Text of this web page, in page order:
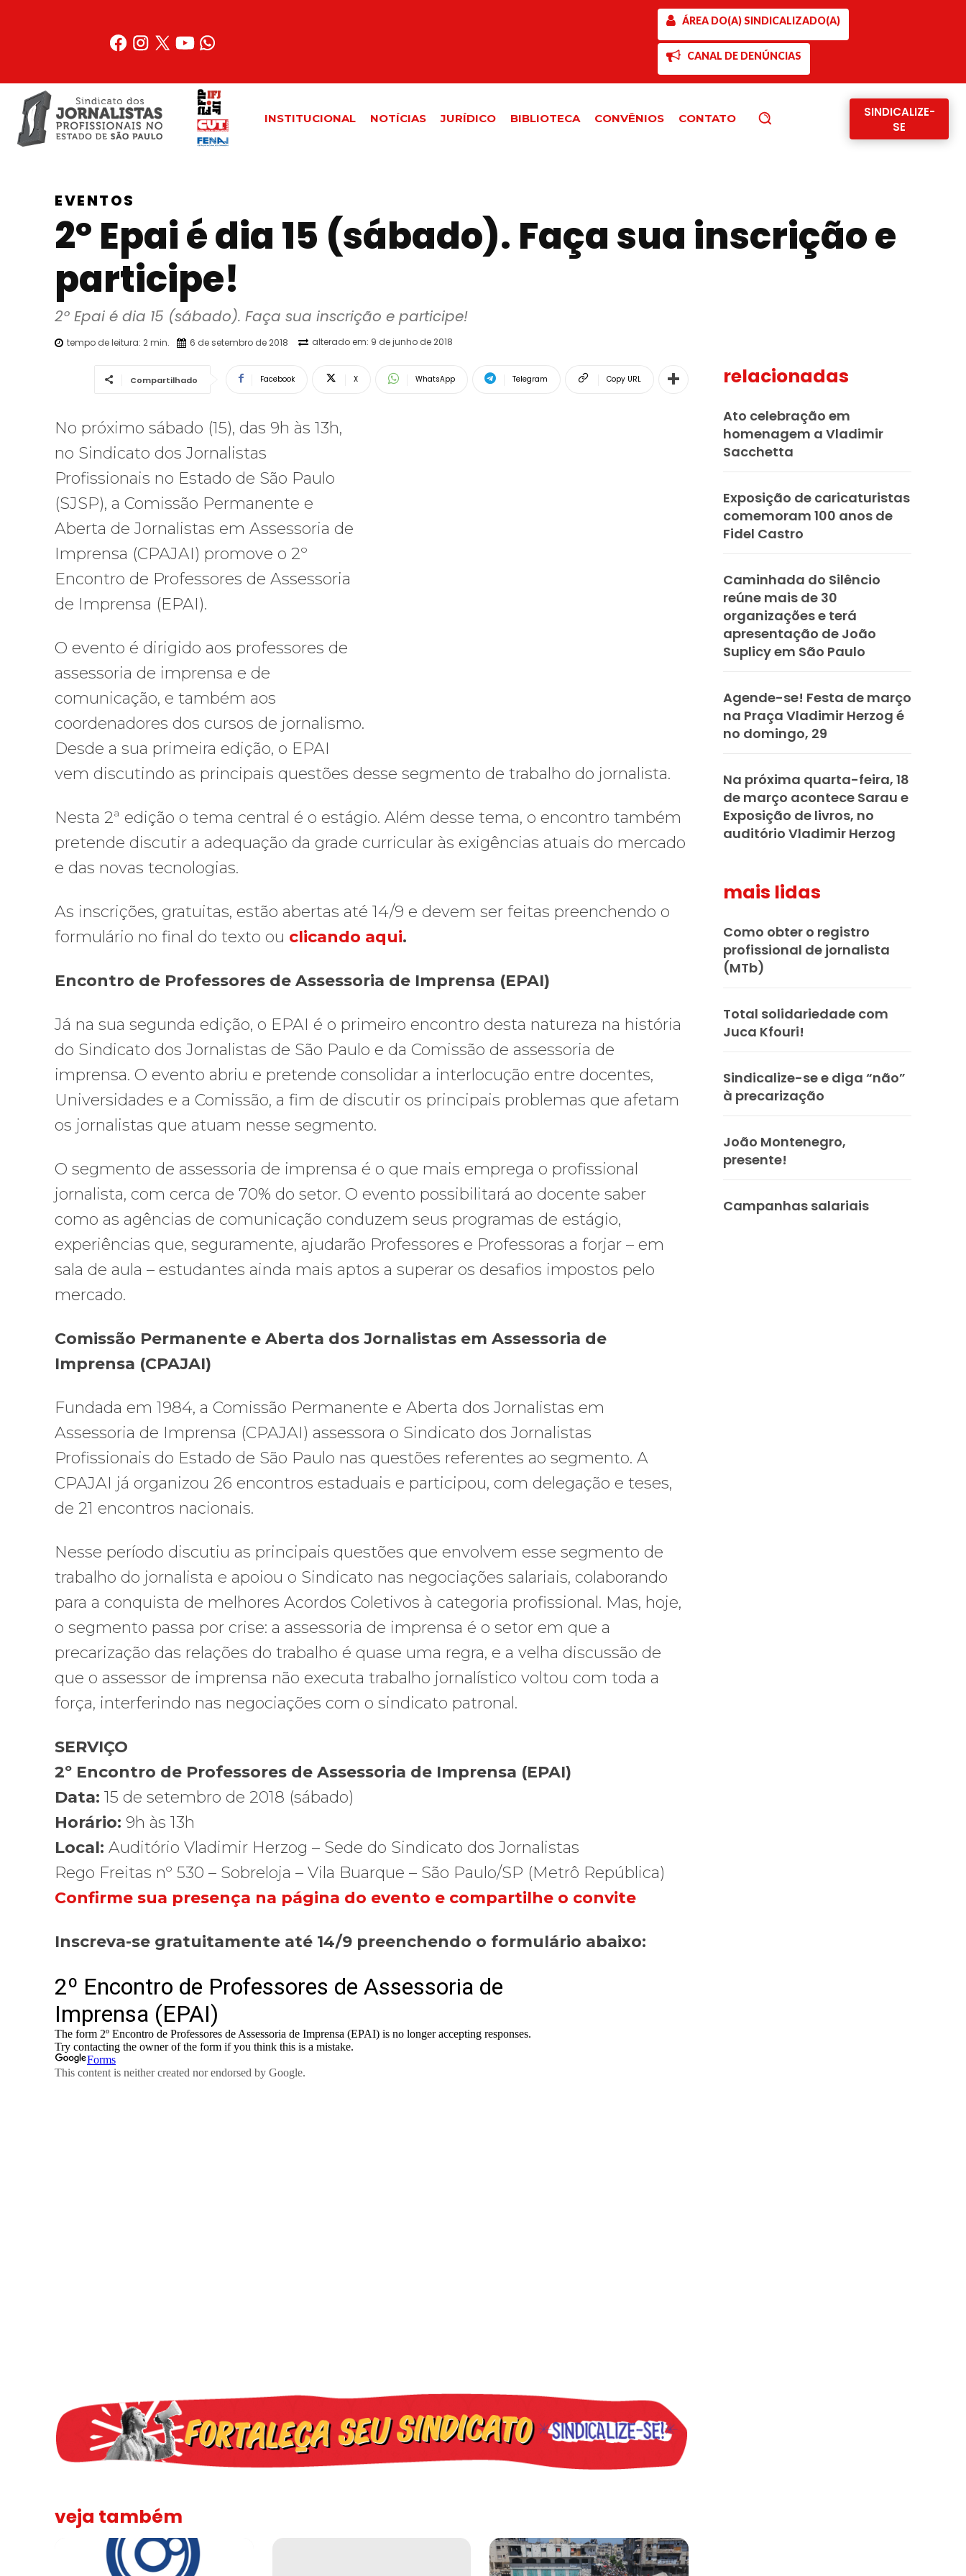
ÁREA DO(A) SINDICALIZADO(A)
CANAL DE DENÚNCIAS
INSTITUCIONAL NOTÍCIAS JURÍDICO BIBLIOTECA CONVÊNIOS CONTATO
SINDICALIZE-
SE
EVENTOS
2º Epai é dia 15 (sábado). Faça sua inscrição e
participe!
2º Epai é dia 15 (sábado). Faça sua inscrição e participe!
tempo de leitura: 2min. 6 de setembro de 2018 alterado em: 9 de junho de 2018
Compartilhado Facebook X WhatsApp Telegram Copy URL
No próximo sábado (15), das 9h às 13h,
no Sindicato dos Jornalistas
Profissionais no Estado de São Paulo
(SJSP), a Comissão Permanente e
Aberta de Jornalistas em Assessoria de
Imprensa (CPAJAI) promove o 2º
Encontro de Professores de Assessoria
de Imprensa (EPAI).
O evento é dirigido aos professores de
assessoria de imprensa e de
comunicação, e também aos
coordenadores dos cursos de jornalismo.
Desde a sua primeira edição, o EPAI
vem discutindo as principais questões desse segmento de trabalho do jornalista.
Nesta 2ª edição o tema central é o estágio. Além desse tema, o encontro também
pretende discutir a adequação da grade curricular às exigências atuais do mercado
e das novas tecnologias.
As inscrições, gratuitas, estão abertas até 14/9 e devem ser feitas preenchendo o
formulário no final do texto ou clicando aqui.
Encontro de Professores de Assessoria de Imprensa (EPAI)
Já na sua segunda edição, o EPAI é o primeiro encontro desta natureza na história
do Sindicato dos Jornalistas de São Paulo e da Comissão de assessoria de
imprensa. O evento abriu e pretende consolidar a interlocução entre docentes,
Universidades e a Comissão, a fim de discutir os principais problemas que afetam
os jornalistas que atuam nesse segmento.
O segmento de assessoria de imprensa é o que mais emprega o profissional
jornalista, com cerca de 70% do setor. O evento possibilitará ao docente saber
como as agências de comunicação conduzem seus programas de estágio,
experiências que, seguramente, ajudarão Professores e Professoras a forjar – em
sala de aula – estudantes ainda mais aptos a superar os desafios impostos pelo
mercado.
Comissão Permanente e Aberta dos Jornalistas em Assessoria de
Imprensa (CPAJAI)
Fundada em 1984, a Comissão Permanente e Aberta dos Jornalistas em
Assessoria de Imprensa (CPAJAI) assessora o Sindicato dos Jornalistas
Profissionais do Estado de São Paulo nas questões referentes ao segmento. A
CPAJAI já organizou 26 encontros estaduais e participou, com delegação e teses,
de 21 encontros nacionais.
Nesse período discutiu as principais questões que envolvem esse segmento de
trabalho do jornalista e apoiou o Sindicato nas negociações salariais, colaborando
para a conquista de melhores Acordos Coletivos à categoria profissional. Mas, hoje,
o segmento passa por crise: a assessoria de imprensa é o setor em que a
precarização das relações do trabalho é quase uma regra, e a velha discussão de
que o assessor de imprensa não executa trabalho jornalístico voltou com toda a
força, interferindo nas negociações com o sindicato patronal.
SERVIÇO
2º Encontro de Professores de Assessoria de Imprensa (EPAI)
Data: 15 de setembro de 2018 (sábado)
Horário: 9h às 13h
Local: Auditório Vladimir Herzog – Sede do Sindicato dos Jornalistas
Rego Freitas nº 530 – Sobreloja – Vila Buarque – São Paulo/SP (Metrô República)
Confirme sua presença na página do evento e compartilhe o convite
Inscreva-se gratuitamente até 14/9 preenchendo o formulário abaixo:
veja também
Sindicato leva reivindicações à TV TEM, denunciada de cometer irregularidadesFNDC aprova plataforma de 20 pontos para as eleições 2026 durante 27ª Plenária NacionalGaza realiza funeral coletivo de 112 pessoas assassinadas por Israel em 2023, num único ataque
relacionadas
Ato celebração em
homenagem a Vladimir
Sacchetta
Exposição de caricaturistas
comemoram 100 anos de
Fidel Castro
Caminhada do Silêncio
reúne mais de 30
organizações e terá
apresentação de João
Suplicy em São Paulo
Agende-se! Festa de março
na Praça Vladimir Herzog é
no domingo, 29
Na próxima quarta-feira, 18
de março acontece Sarau e
Exposição de livros, no
auditório Vladimir Herzog
mais lidas
Como obter o registro
profissional de jornalista
(MTb)
Total solidariedade com
Juca Kfouri!
Sindicalize-se e diga “não”
à precarização
João Montenegro,
presente!
Campanhas salariais